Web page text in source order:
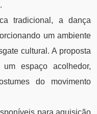
tradicional, a dança
um ambiente
cultural. A proposta
espaço acolhedor,
do movimento